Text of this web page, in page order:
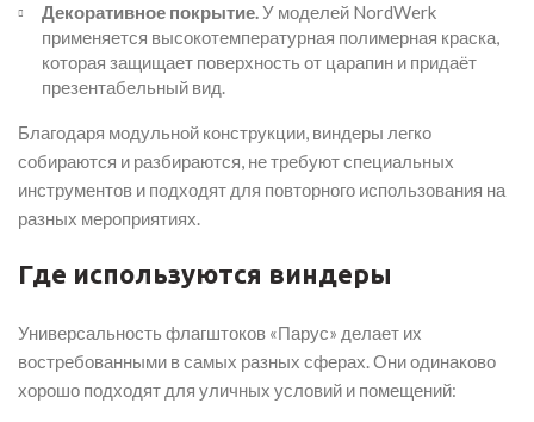
Декоративное покрытие.У моделей NordWerk
применяется высокотемпературная полимерная краска,
которая защищает поверхность от царапин и придаёт
презентабельный вид.
Благодаря модульной конструкции, виндеры легко
собираются и разбираются, не требуют специальных
инструментов и подходят для повторного использования на
разных мероприятиях.
Где используются виндеры
Универсальность флагштоков «Парус» делает их
востребованными в самых разных сферах. Они одинаково
хорошо подходят для уличных условий и помещений: